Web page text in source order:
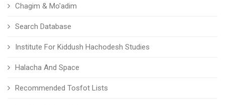
Chagim & Mo'adim
Search Database
Institute For Kiddush Hachodesh Studies
Halacha And Space
Recommended Tosfot Lists